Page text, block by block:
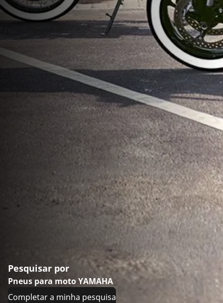
Pesquisar por
Pneus para moto YAMAHA
Completar a minha pesquisa